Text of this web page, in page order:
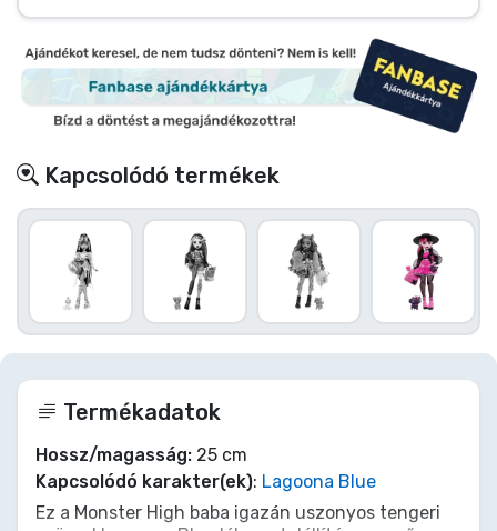
Kapcsolódó termékek
Termékadatok
Hossz/magasság: 25 cm
Kapcsolódó karakter(ek): Lagoona Blue
Ez a Monster High baba igazán uszonyos tengeri